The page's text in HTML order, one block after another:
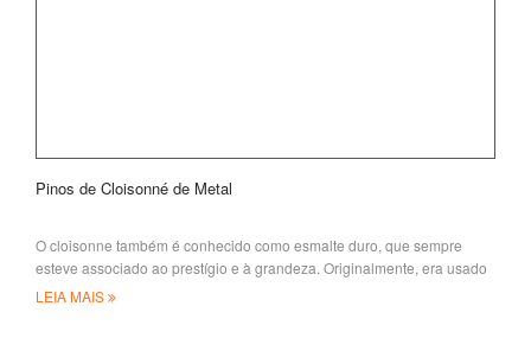
Pinos de Cloisonné de Metal
O cloisonne também é conhecido como esmalte duro, que sempre
esteve associado ao prestígio e à grandeza. Originalmente, era usado
para judeus
LEIA MAIS